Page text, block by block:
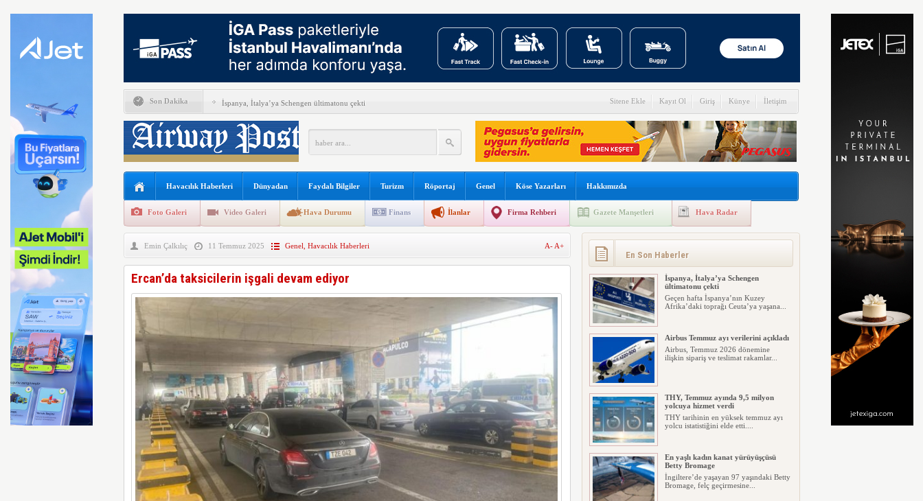
Son Dakika İspanya, İtalya’ya Schengen ültimatonu çekti
Airbus Temmuz ayı verilerini açıkladı
THY, Temmuz ayında 9,5 milyon yolcuya hizmet verdi
En yaşlı kadın kanat yürüyüşçüsü Betty Bromage
Boeing ile Ethiopian Airlines B787 işbirliğini genişletti
SunExpress’ten rekor hafta sonu:
Lufthansa bazı B777X uçaklarını teslim almayacağını açıkladı
Sitene Ekle Kayıt Ol Giriş Künye İletişim
Havacılık Haberleri Dünyadan Faydalı Bilgiler Turizm Röportaj Genel Köse Yazarları Hakkımızda
Foto Galeri Video Galeri Hava Durumu Finans İlanlar Firma Rehberi Gazete Manşetleri Hava Radar
Emin Çalkılıç 11 Temmuz 2025 Genel Havacılık Haberleri A- A+
Ercan’da taksicilerin işgali devam ediyor
En Son Haberler
İspanya, İtalya’ya Schengen
ültimatonu çekti
Geçen hafta İspanya’nın Kuzey
Afrika’daki toprağı Ceuta’ya yaşana...
Airbus Temmuz ayı verilerini açıkladı
Airbus, Temmuz 2026 dönemine
ilişkin sipariş ve teslimat rakamlar...
THY, Temmuz ayında 9,5 milyon
yolcuya hizmet verdi
THY tarihinin en yüksek temmuz ayı
yolcu istatistiğini elde etti....
En yaşlı kadın kanat yürüyüşçüsü
Betty Bromage
İngiltere’de yaşayan 97 yaşındaki Betty
Bromage, felç geçirmesine...